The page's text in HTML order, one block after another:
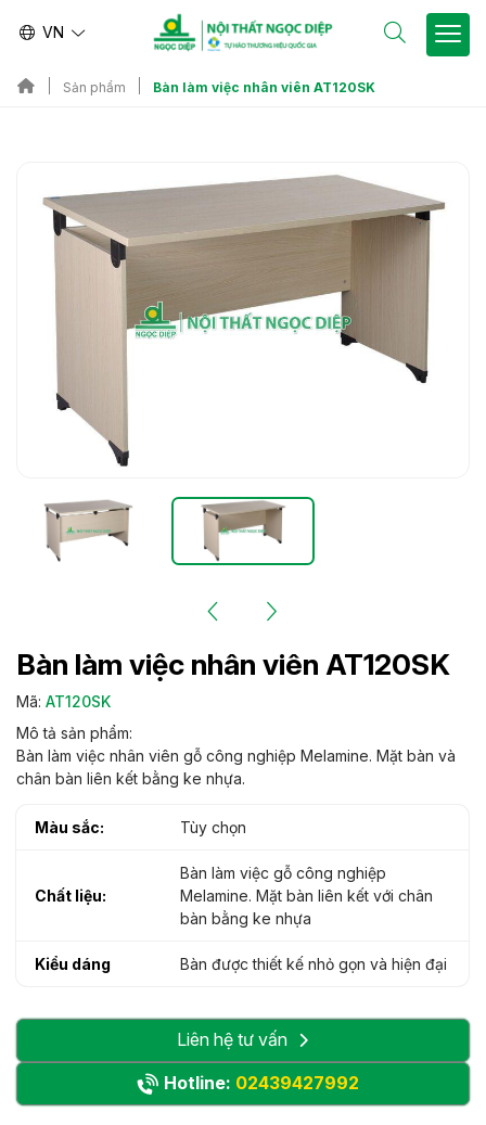
VN
Sản phẩm Bàn làm việc nhân viên AT120SK
Bàn làm việc nhân viên AT120SK
Mã: AT120SK
Mô tả sản phẩm:
Bàn làm việc nhân viên gỗ công nghiệp Melamine. Mặt bàn và
chân bàn liên kết bằng ke nhựa.
Màu sắc: Tùy chọn
Chất liệu:
Bàn làm việc gỗ công nghiệp
Melamine. Mặt bàn liên kết với chân
bàn bằng ke nhựa
Kiểu dáng Bàn được thiết kế nhỏ gọn và hiện đại
Liên hệ tư vấn
Hotline: 02439427992